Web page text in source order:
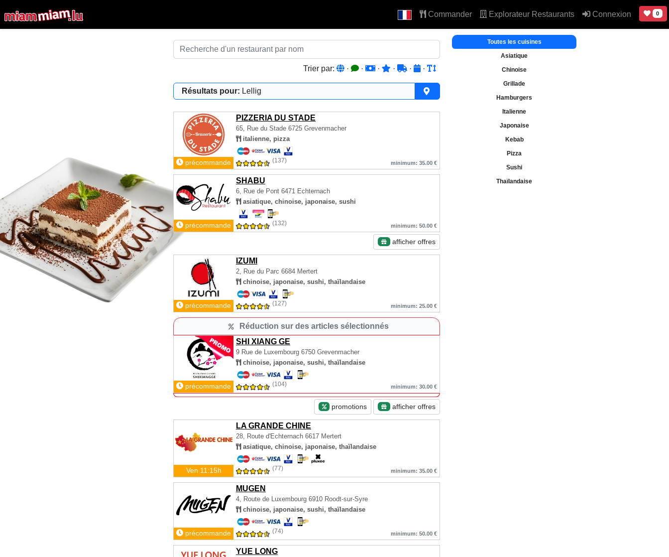
Commander Explorateur Restaurants Connexion 0
Trier par: · · · · · ·
Résultats pour: Lellig
PIZZERIA DU STADE
65, Rue du Stade 6725 Grevenmacher
italienne, pizza
précommande (137) minimum: 35.00 €
SHABU
6, Rue de Pont 6471 Echternach
asiatique, chinoise, japonaise, sushi
précommande (132) minimum: 50.00 €
afficher offres
IZUMI
2, Rue du Parc 6684 Mertert
chinoise, japonaise, sushi, thaïlandaise
précommande (127) minimum: 25.00 €
Réduction sur des articles sélectionnés
SHI XIANG GE
9 Rue de Luxembourg 6750 Grevenmacher
chinoise, japonaise, sushi, thaïlandaise
précommande (104) minimum: 30.00 €
promotions afficher offres
LA GRANDE CHINE
28, Route d'Echternach 6617 Mertert
asiatique, chinoise, japonaise, thaïlandaise
Ven 11:15h (77) minimum: 35.00 €
MUGEN
4, Route de Luxembourg 6910 Roodt-sur-Syre
chinoise, japonaise, sushi, thaïlandaise
précommande (74) minimum: 50.00 €
YUE LONG
Toutes les cuisines
Asiatique
Chinoise
Grillade
Hamburgers
Italienne
Japonaise
Kebab
Pizza
Sushi
Thaïlandaise